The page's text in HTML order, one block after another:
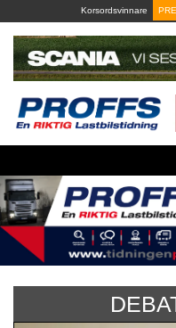
to
content
Korsordsvinnare